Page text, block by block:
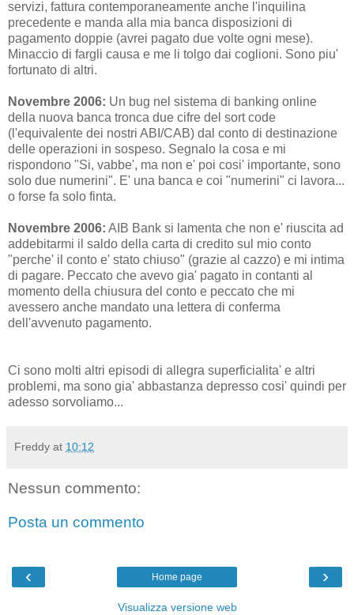
servizi, fattura contemporaneamente anche l'inquilina
precedente e manda alla mia banca disposizioni di
pagamento doppie (avrei pagato due volte ogni mese).
Minaccio di fargli causa e me li tolgo dai coglioni. Sono piu'
fortunato di altri.
Novembre 2006: Un bug nel sistema di banking online
della nuova banca tronca due cifre del sort code
(l'equivalente dei nostri ABI/CAB) dal conto di destinazione
delle operazioni in sospeso. Segnalo la cosa e mi
rispondono "Si, vabbe', ma non e' poi cosi' importante, sono
solo due numerini". E' una banca e coi "numerini" ci lavora...
o forse fa solo finta.
Novembre 2006: AIB Bank si lamenta che non e' riuscita ad
addebitarmi il saldo della carta di credito sul mio conto
"perche' il conto e' stato chiuso" (grazie al cazzo) e mi intima
di pagare. Peccato che avevo gia' pagato in contanti al
momento della chiusura del conto e peccato che mi
avessero anche mandato una lettera di conferma
dell'avvenuto pagamento.
Ci sono molti altri episodi di allegra superficialita' e altri
problemi, ma sono gia' abbastanza depresso cosi' quindi per
adesso sorvoliamo...
Freddy at 10:12
Nessun commento:
Posta un commento
‹ ›
Home page
Visualizza versione web